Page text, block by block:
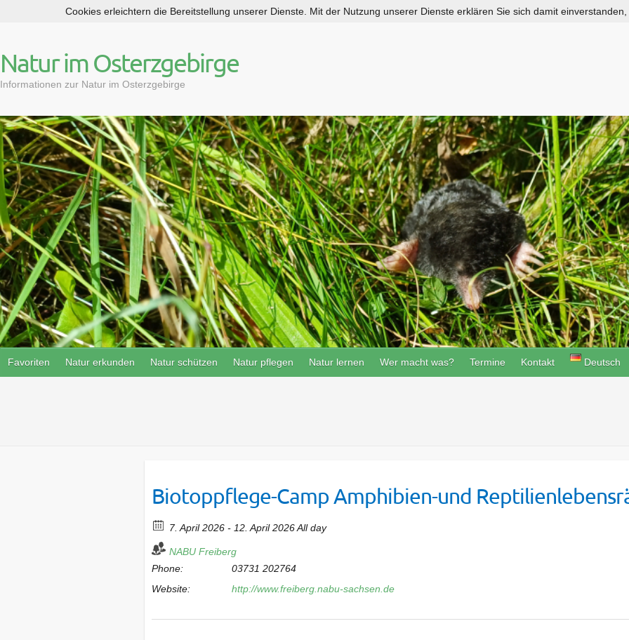
p
t
c
o
n
t
e
n
t
Natur im Osterzgebirge
Informationen zur Natur im Osterzgebirge
Favoriten Natur erkunden Natur schützen Natur pflegen Natur lernen Wer macht was? Termine Kontakt Deutsch
Biotoppflege-Camp Amphibien-und
7. April 2026 - 12. April 2026 All day
NABU Freiberg
Phone:
03731 202764
Website:
http://www.freiberg.nabu-sachsen.de
Cookies erleichtern die Bereitstellung unserer Dienste. Mit der Nutzung unserer Dienste erklären Sie sich damit einverstanden,